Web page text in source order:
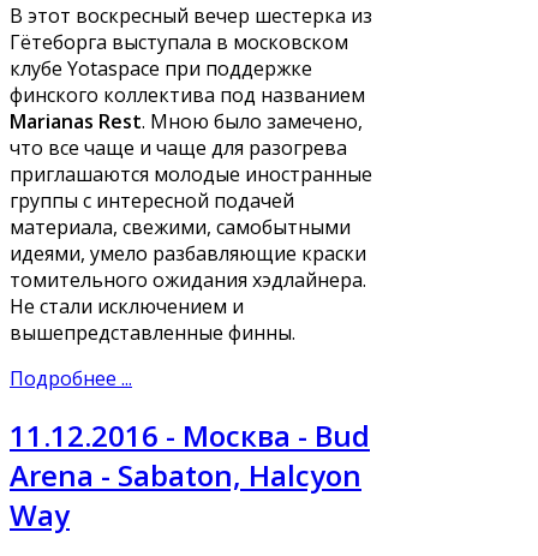
В этот воскресный вечер шестерка из
Гётеборга выступала в московском
клубе Yotaspace при поддержке
финского коллектива под названием
Marianas Rest. Мною было замечено,
что все чаще и чаще для разогрева
приглашаются молодые иностранные
группы с интересной подачей
материала, свежими, самобытными
идеями, умело разбавляющие краски
томительного ожидания хэдлайнера.
Не стали исключением и
вышепредставленные финны.
Подробнее ...
11.12.2016 - Москва - Bud
Arena - Sabaton, Halcyon
Way